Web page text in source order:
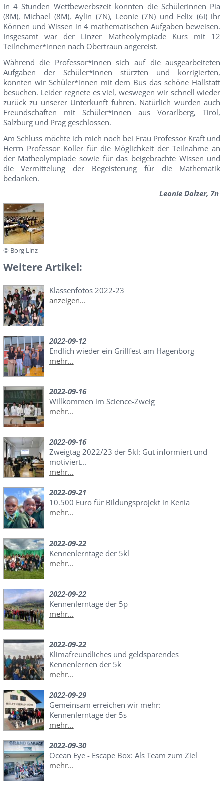
In 4 Stunden Wettbewerbszeit konnten die SchülerInnen Pia
(8M), Michael (8M), Aylin (7N), Leonie (7N) und Felix (6I) ihr
Können und Wissen in 4 mathematischen Aufgaben beweisen.
Insgesamt war der Linzer Matheolympiade Kurs mit 12
Teilnehmer*innen nach Obertraun angereist.
Während die Professor*innen sich auf die ausgearbeiteten
Aufgaben der Schüler*innen stürzten und korrigierten,
konnten wir Schüler*innen mit dem Bus das schöne Hallstatt
besuchen. Leider regnete es viel, weswegen wir schnell wieder
zurück zu unserer Unterkunft fuhren. Natürlich wurden auch
Freundschaften mit Schüler*innen aus Vorarlberg, Tirol,
Salzburg und Prag geschlossen.
Am Schluss möchte ich mich noch bei Frau Professor Kraft und
Herrn Professor Koller für die Möglichkeit der Teilnahme an
der Matheolympiade sowie für das beigebrachte Wissen und
die Vermittelung der Begeisterung für die Mathematik
bedanken.
Leonie Dolzer, 7n
© Borg Linz
Weitere Artikel:
Klassenfotos 2022-23
anzeigen...
2022-09-12
Endlich wieder ein Grillfest am Hagenborg
mehr...
2022-09-16
Willkommen im Science-Zweig
mehr...
2022-09-16
Zweigtag 2022/23 der 5kl: Gut informiert und
motiviert...
mehr...
2022-09-21
10.500 Euro für Bildungsprojekt in Kenia
mehr...
2022-09-22
Kennenlerntage der 5kl
mehr...
2022-09-22
Kennenlerntage der 5p
mehr...
2022-09-22
Klimafreundliches und geldsparendes
Kennenlernen der 5k
mehr...
2022-09-29
Gemeinsam erreichen wir mehr:
Kennenlerntage der 5s
mehr...
2022-09-30
Ocean Eye - Escape Box: Als Team zum Ziel
mehr...